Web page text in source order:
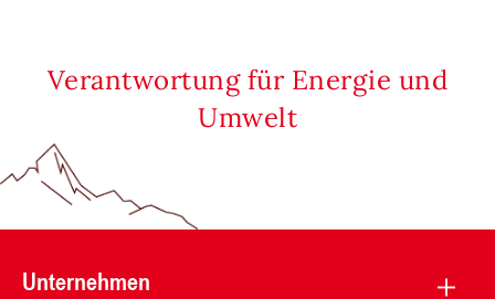
Verantwortung für Energie und
Umwelt
Unternehmen